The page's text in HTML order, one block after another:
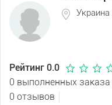
Рейтинг 0.0
0 выполненных заказа
0 отзывов